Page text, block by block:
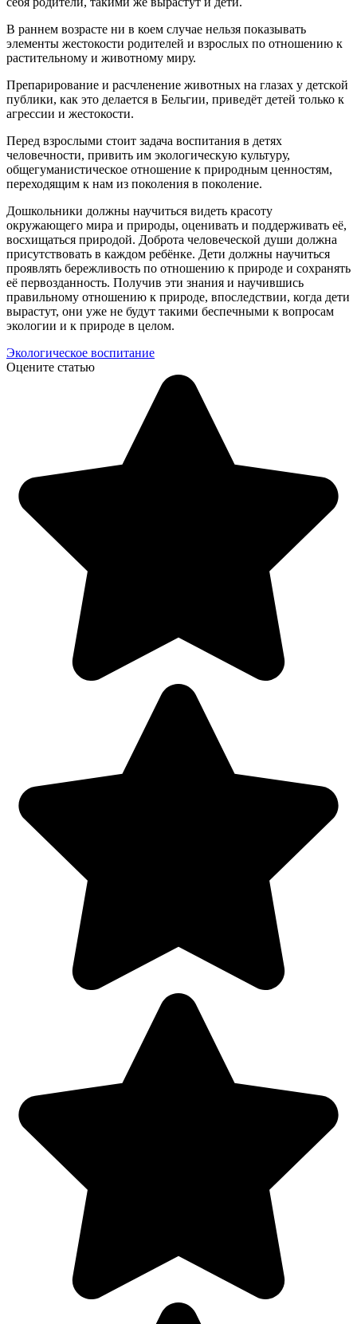
В раннем возрасте ни в коем случае нельзя показывать
элементы жестокости родителей и взрослых по отношению к
растительному и животному миру.
Препарирование и расчленение животных на глазах у детской
публики, как это делается в Бельгии, приведёт детей только к
агрессии и жестокости.
Перед взрослыми стоит задача воспитания в детях
человечности, привить им экологическую культуру,
общегуманистическое отношение к природным ценностям,
переходящим к нам из поколения в поколение.
Дошкольники должны научиться видеть красоту
окружающего мира и природы, оценивать и поддерживать её,
восхищаться природой. Доброта человеческой души должна
присутствовать в каждом ребёнке. Дети должны научиться
проявлять бережливость по отношению к природе и сохранять
её первозданность. Получив эти знания и научившись
правильному отношению к природе, впоследствии, когда дети
вырастут, они уже не будут такими беспечными к вопросам
экологии и к природе в целом.
Экологическое воспитание
Оцените статью